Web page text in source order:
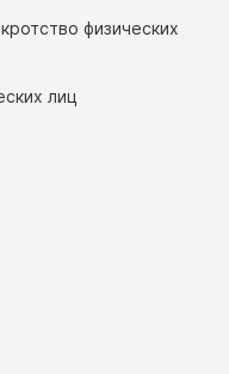
физических
лиц